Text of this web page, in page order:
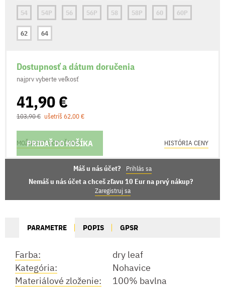
54 54P 56 56P 58 58P 60 60P
62 64
Dostupnosť a dátum doručenia
najprv vyberte veľkosť
41,90 €
103,90 € ušetríš 62,00 €
PRIDAŤ DO KOŠÍKA
MOŽNOSTI DORUČENIA HISTÓRIA CENY
Máš u nás účet? Prihlás sa
Nemáš u nás účet a chceš zľavu 10 Eur na prvý nákup?
Zaregistruj sa
PARAMETRE POPIS GPSR
Farba:
dry leaf
Kategória:
Nohavice
Materiálové zloženie:
100% bavlna